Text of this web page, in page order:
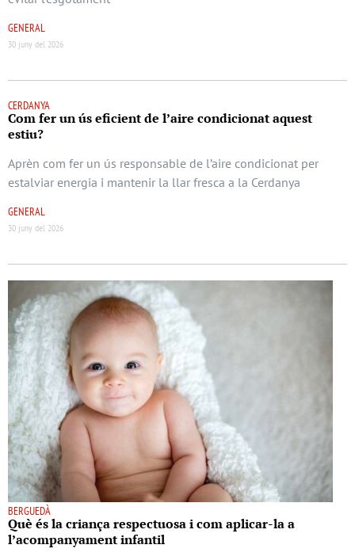
GENERAL
30 juny del 2026
CERDANYA
Com fer un ús eficient de l’aire condicionat aquest
estiu?
Aprèn com fer un ús responsable de l’aire condicionat per
estalviar energia i mantenir la llar fresca a la Cerdanya
GENERAL
30 juny del 2026
BERGUEDÀ
Què és la criança respectuosa i com aplicar-la a
l’acompanyament infantil